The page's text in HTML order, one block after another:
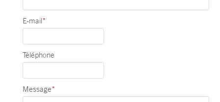
E-mail*
Téléphone
Message*